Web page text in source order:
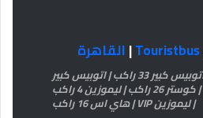
Touristbus
|القاهرة
اتش وان 11 راكب | اتوبيس كبير 33 راكب | اتوبيس كبير
50 راكب | جيب سفاري | كوستر 26 راكب | ليموزين 4 راكب
| ليموزين VIP | هاي اس 16 راكب